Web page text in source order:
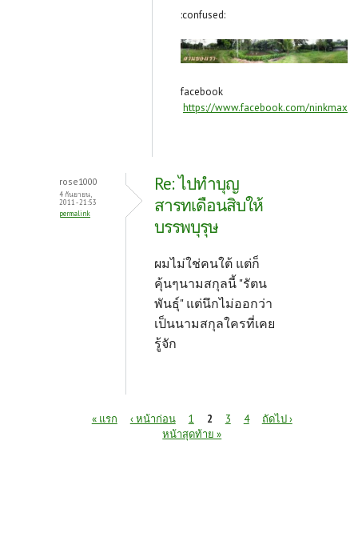
:confused:
facebook
https://www.facebook.com/ninkmax
rose1000
4 กันยายน,
2011 - 21:53
permalink
Re: ไปทำบุญ
สารทเดือนสิบให้
บรรพบุรุษ
ผมไม่ใช่คนใต้ แต่ก็
คุ้นๆนามสกุลนี้ "รัตน
พันธุ์" แต่นึกไม่ออกว่า
เป็นนามสกุลใครที่เคย
รู้จัก
« แรก ‹ หน้าก่อน 1 2 3 4
ถัดไป ›
หน้าสุดท้าย »